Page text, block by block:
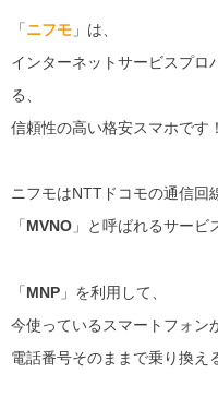
「ニフモ 」は、
インターネットサービスプロ
る、
信頼性の高い格安スマホです！
ニフモはNTTドコモの通信回
「MVNO 」と呼ばれるサービ
「MNP 」を利用して、
今使っているスマートフォン
電話番号そのままで乗り換え